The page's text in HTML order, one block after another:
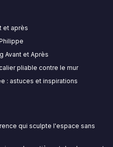
et après
Avant et Après
pliable contre le mur
: astuces et inspirations
qui sculpte l'espace sans